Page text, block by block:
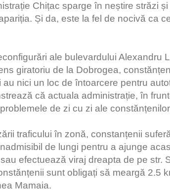
Chițac sparge în neștire străzi
Și da, este la fel de nocivă ca
ale bulevardului Alexandru
giratoriu de la Dobrogea,
au nici un loc de întoarcere pentru
că actuala administrație, în
de zi cu zi ale
traficului în zonă, constanțenii
de lungi pentru a ajunge
efectuează viraj dreapta de pe str.
sunt obligați să meargă 2.5
Mamaia.